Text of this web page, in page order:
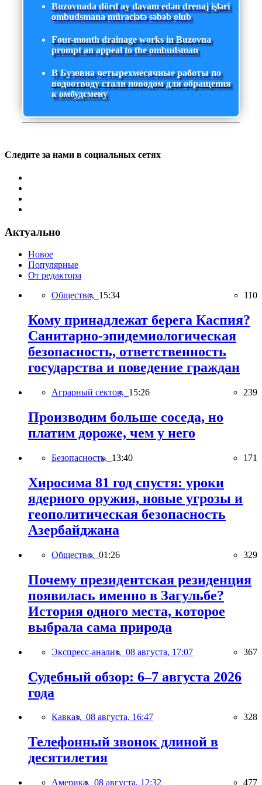
Buzovnada dörd ay davam edən drenaj işləri
ombudsmana müraciətə səbəb olub
Four-month drainage works in Buzovna
prompt an appeal to the ombudsman
В Бузовна четырехмесячные работы по
водоотводу стали поводом для обращения
к омбудсмену
Следите за нами в социальных сетях
Актуально
Новое
Популярные
От редактора
Общество, 15:34 110
Кому принадлежат берега Каспия?
Санитарно-эпидемиологическая
безопасность, ответственность
государства и поведение граждан
Аграрный сектор, 15:26 239
Производим больше соседа, но
платим дороже, чем у него
Безопасность, 13:40 171
Хиросима 81 год спустя: уроки
ядерного оружия, новые угрозы и
геополитическая безопасность
Азербайджана
Общество, 01:26 329
Почему президентская резиденция
появилась именно в Загульбе?
История одного места, которое
выбрала сама природа
Экспресс-анализ, 08 августа, 17:07 367
Судебный обзор: 6–7 августа 2026
года
Кавказ, 08 августа, 16:47 328
Телефонный звонок длиной в
десятилетия
Америка, 08 августа, 12:32 477